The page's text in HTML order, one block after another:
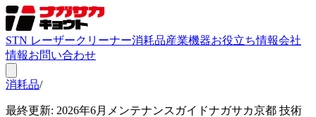
STN レーザークリーナー消耗品産業機器お役立ち情報会社
情報お問い合わせ
消耗品/お役立ち情報
最終更新: 2026年6月 メンテナンスガイドナガサカ京都 技術